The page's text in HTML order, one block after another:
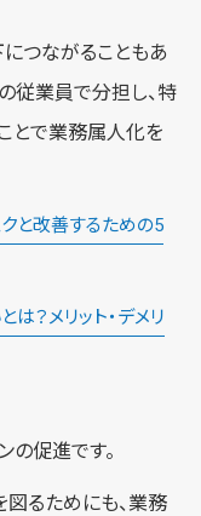
つながることもあ
従業員で分担し、特
とで業務属人化を
と改善するための5
？メリット・デメリ
の促進です。
るためにも、業務